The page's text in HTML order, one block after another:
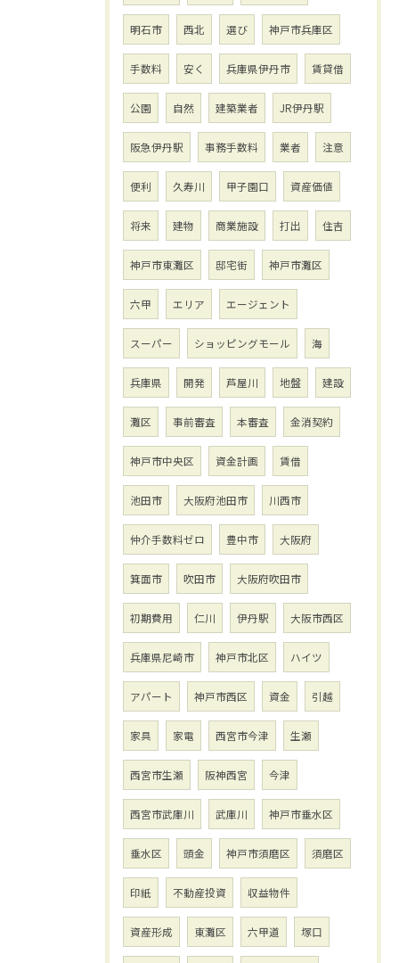
明石市 西北 選び 神戸市兵庫区
手数料 安く 兵庫県伊丹市 賃貸借
公園 自然 建築業者 JR伊丹駅
阪急伊丹駅 事務手数料 業者 注意
便利 久寿川 甲子園口 資産価値
将来 建物 商業施設 打出 住吉
神戸市東灘区 邸宅街 神戸市灘区
六甲 エリア エージェント
スーパー ショッピングモール 海
兵庫県 開発 芦屋川 地盤 建設
灘区 事前審査 本審査 金消契約
神戸市中央区 資金計画 賃借
池田市 大阪府池田市 川西市
仲介手数料ゼロ 豊中市 大阪府
箕面市 吹田市 大阪府吹田市
初期費用 仁川 伊丹駅 大阪市西区
兵庫県尼崎市 神戸市北区 ハイツ
アパート 神戸市西区 資金 引越
家具 家電 西宮市今津 生瀬
西宮市生瀬 阪神西宮 今津
西宮市武庫川 武庫川 神戸市垂水区
垂水区 頭金 神戸市須磨区 須磨区
印紙 不動産投資 収益物件
資産形成 東灘区 六甲道 塚口